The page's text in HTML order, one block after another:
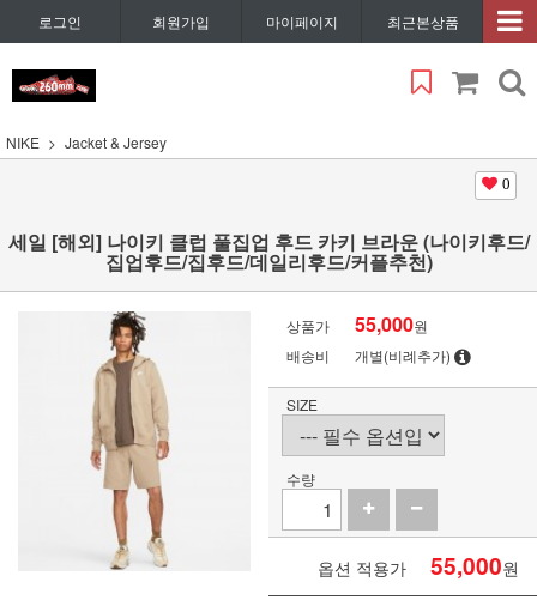
로그인 회원가입 마이페이지 최근본상품
NIKE Jacket & Jersey
0
세일 [해외] 나이키 클럽 풀집업 후드 카키 브라운 (나이키후드/
집업후드/집후드/데일리후드/커플추천)
상품가 55,000원
배송비
개별(비례추가)
SIZE
수량
옵션 적용가 55,000원